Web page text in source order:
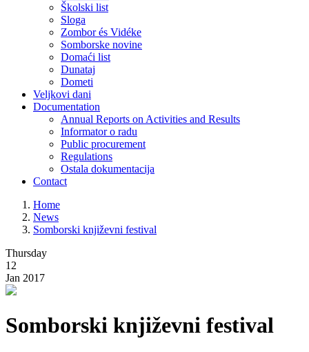
Školski list
Sloga
Zombor és Vidéke
Somborske novine
Domaći list
Dunataj
Dometi
Veljkovi dani
Documentation
Annual Reports on Activities and Results
Informator o radu
Public procurement
Regulations
Ostala dokumentacija
Contact
Home
News
Somborski književni festival
Thursday
12
Jan 2017
Somborski književni festival